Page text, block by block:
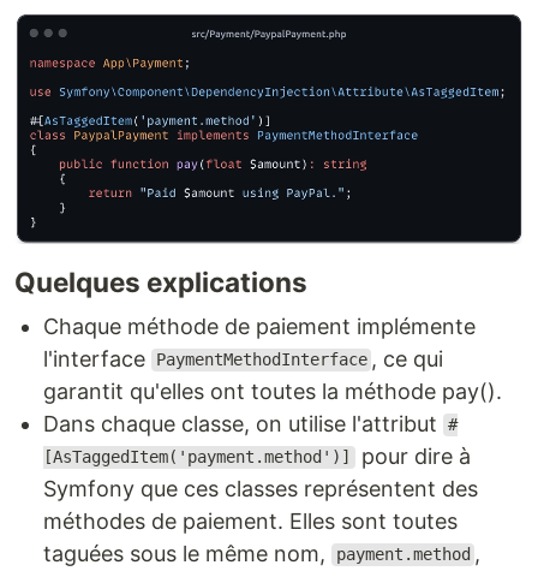
Quelques explications
Chaque méthode de paiement implémente
l'interface
PaymentMethodInterface , ce qui
garantit qu'elles ont toutes la méthode pay().
Dans chaque classe, on utilise l'attribut
#
[AsTaggedItem('payment.method')] pour dire à
Symfony que ces classes représentent des
méthodes de paiement. Elles sont toutes
taguées sous le même nom,
payment.method ,